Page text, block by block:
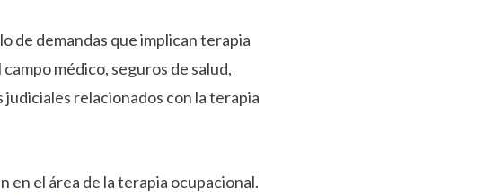
de demandas que implican terapia
médico, seguros de salud,
relacionados con la terapia
el área de la terapia ocupacional.